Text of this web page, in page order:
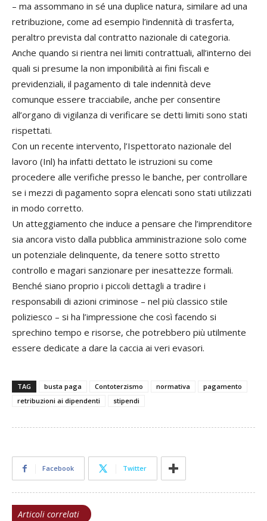
– ma assommano in sé una duplice natura, similare ad una
retribuzione, come ad esempio l’indennità di trasferta,
peraltro prevista dal contratto nazionale di categoria.
Anche quando si rientra nei limiti contrattuali, all’interno dei
quali si presume la non imponibilità ai fini fiscali e
previdenziali, il pagamento di tale indennità deve
comunque essere tracciabile, anche per consentire
all’organo di vigilanza di verificare se detti limiti sono stati
rispettati.
Con un recente intervento, l’Ispettorato nazionale del
lavoro (Inl) ha infatti dettato le istruzioni su come
procedere alle verifiche presso le banche, per controllare
se i mezzi di pagamento sopra elencati sono stati utilizzati
in modo corretto.
Un atteggiamento che induce a pensare che l’imprenditore
sia ancora visto dalla pubblica amministrazione solo come
un potenziale delinquente, da tenere sotto stretto
controllo e magari sanzionare per inesattezze formali.
Benché siano proprio i piccoli dettagli a tradire i
responsabili di azioni criminose – nel più classico stile
poliziesco – si ha l’impressione che così facendo si
sprechino tempo e risorse, che potrebbero più utilmente
essere dedicate a dare la caccia ai veri evasori.
TAG busta paga Contoterzismo normativa
pagamento
retribuzioni ai dipendenti
stipendi
Facebook Twitter
Articoli correlati